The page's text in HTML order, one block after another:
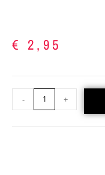
€ 2,95
- +